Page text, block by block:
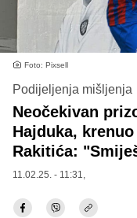
Foto: Pixsell
Podijeljenja mišljenja
Neočekivan
Hajduka,
Rakitića:
11.02.25. - 11:31,